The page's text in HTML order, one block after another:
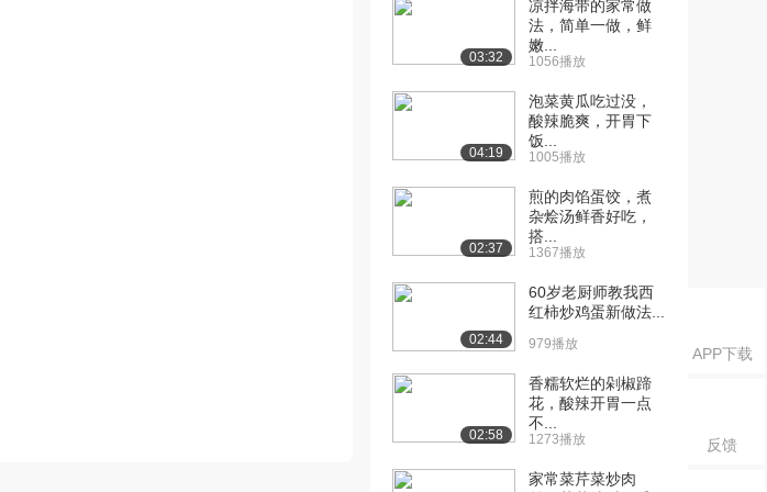
APP下载
反馈
03:32
凉拌海带的家常做
法，简单一做，鲜
嫩...
1056播放
04:19
泡菜黄瓜吃过没，
酸辣脆爽，开胃下
饭...
1005播放
02:37
煎的肉馅蛋饺，煮
杂烩汤鲜香好吃，
搭...
1367播放
02:44
60岁老厨师教我西
红柿炒鸡蛋新做法...
979播放
02:58
香糯软烂的剁椒蹄
花，酸辣开胃一点
不...
1273播放
家常菜芹菜炒肉